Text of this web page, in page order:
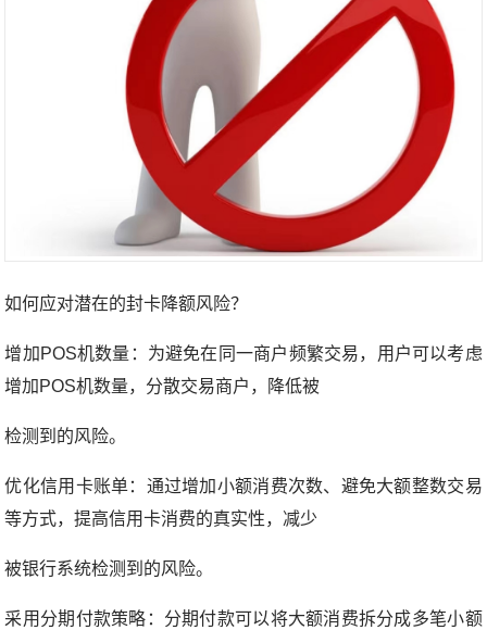
如何应对潜在的封卡降额风险？
增加POS机数量：为避免在同一商户频繁交易，用户可以考虑
增加POS机数量，分散交易商户，降低被
检测到的风险。
优化信用卡账单：通过增加小额消费次数、避免大额整数交易
等方式，提高信用卡消费的真实性，减少
被银行系统检测到的风险。
采用分期付款策略：分期付款可以将大额消费拆分成多笔小额